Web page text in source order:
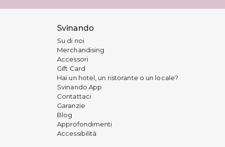
Svinando
Su di noi
Merchandising
Accessori
Gift Card
Hai un hotel, un ristorante o un locale?
Svinando App
Contattaci
Garanzie
Blog
Approfondimenti
Accessibilità